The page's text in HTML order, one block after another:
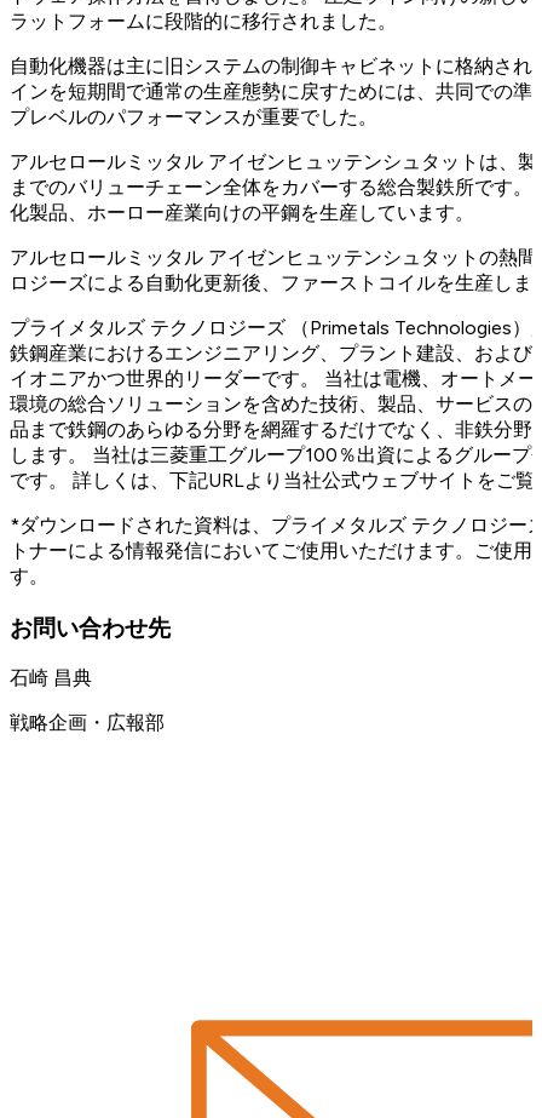
ラットフォームに段階的に移行されました。
自動化機器は主に旧システムの制御キャビネットに格納さ
インを短期間で通常の生産態勢に戻すためには、共同での
プレベルのパフォーマンスが重要でした。
アルセロールミッタル アイゼンヒュッテンシュタットは、
までのバリューチェーン全体をカバーする総合製鉄所です
化製品、ホーロー産業向けの平鋼を生産しています。
アルセロールミッタル アイゼンヒュッテンシュタットの熱
ロジーズによる自動化更新後、ファーストコイルを生産しま
プライメタルズ テクノロジーズ （Primetals Technologies
鉄鋼産業におけるエンジニアリング、プラント建設、およ
イオニアかつ世界的リーダーです。 当社は電機、オートメ
環境の総合ソリューションを含めた技術、製品、サービス
品まで鉄鋼のあらゆる分野を網羅するだけでなく、非鉄分
します。 当社は三菱重工グループ100％出資によるグルー
です。 詳しくは、下記URLより当社公式ウェブサイトをご覧
*ダウンロードされた資料は、プライメタルズ テクノロジー
トナーによる情報発信においてご使用いただけます。ご使
す。
お問い合わせ先
石崎 昌典
戦略企画・広報部